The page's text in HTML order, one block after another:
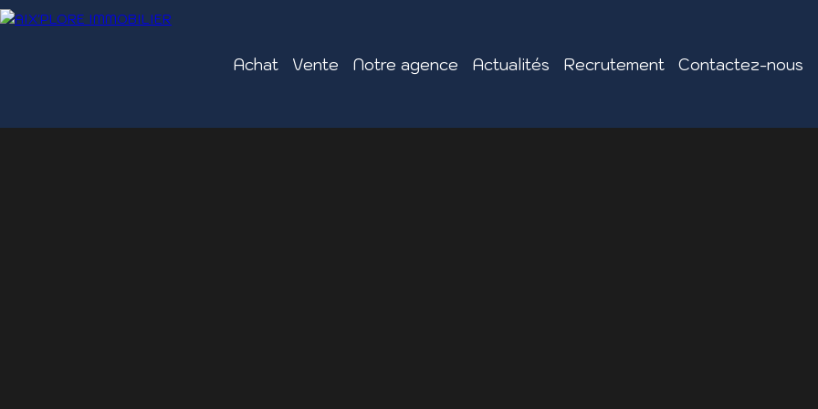
Achat Vente Notre agence Actualités Recrutement Contactez-nous